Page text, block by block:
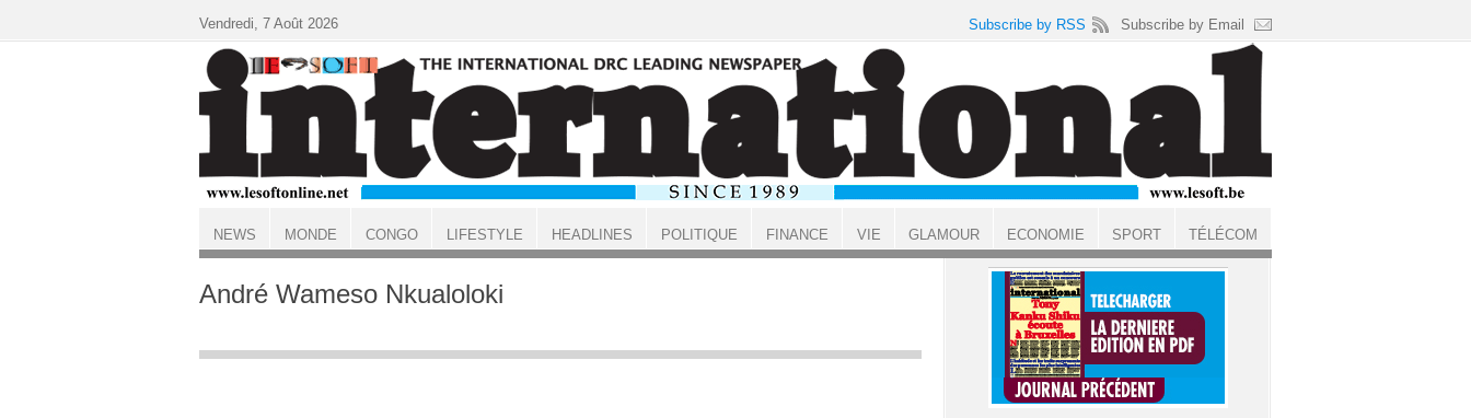
ACCUEIL
André Wameso Nkualoloki
Vendredi, 7 Août 2026 Subscribe by RSS Subscribe by Email
NEWS MONDE CONGO LIFESTYLE HEADLINES POLITIQUE FINANCE VIE GLAMOUR ECONOMIE SPORT TÉLÉCOM